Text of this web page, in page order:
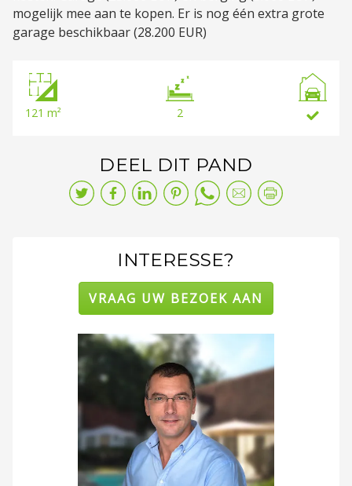
mogelijk mee aan te kopen. Er is nog één extra grote
garage beschikbaar (28.200 EUR)
121 m² 2
DEEL DIT PAND
INTERESSE?
VRAAG UW BEZOEK AAN